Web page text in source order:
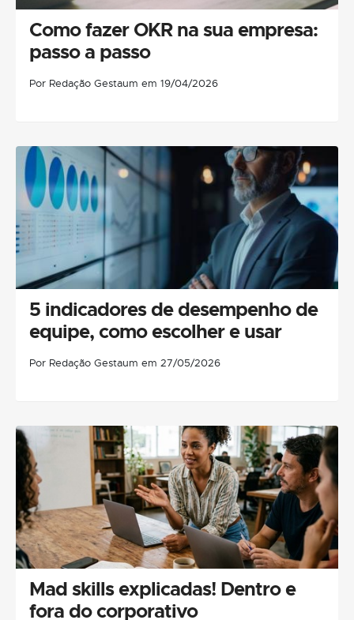
Como fazer OKR na sua empresa:
passo a passo
Por Redação Gestaum em 19/04/2026
5 indicadores de desempenho de
equipe, como escolher e usar
Por Redação Gestaum em 27/05/2026
Mad skills explicadas! Dentro e
fora do corporativo